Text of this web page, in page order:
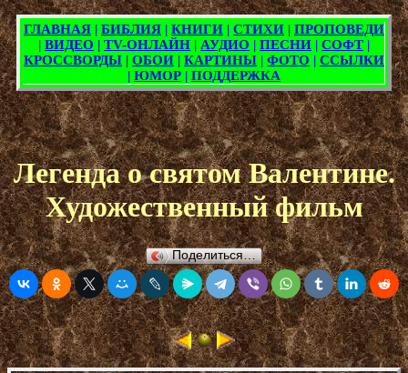
Легенда о святом Валентине.
Художественный фильм
Поделиться…